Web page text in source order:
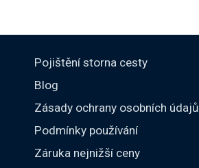
Pojištění storna cesty
Blog
Zásady ochrany osobních údajů
Podmínky používání
Záruka nejnižší ceny